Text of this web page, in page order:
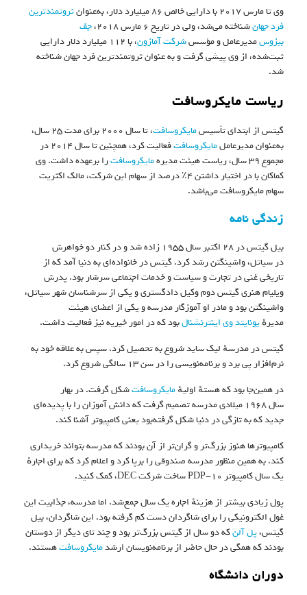
وی تا مارس ۲۰۱۷ با دارایی خالص ۸۶ میلیارد دلار، به‌عنوان
ثروتمندترین
فرد جهانشناخته می‌شد، ولی در تاریخ ۶ مارس ۲۰۱۸،
جف
بیزوسمدیرعامل و مؤسسشرکت آمازون
، با ۱۱۲ میلیارد دلار دارایی
ثبت‌شده، از وی پیشی گرفت و به عنوان ثروتمندترین فرد جهان شناخته
شد.
ریاست مایکروسافت
گیتس از ابتدای تأسیسمایکروسافت
، تا سال ۲۰۰۰ برای مدت ۲۵ سال،
به‌عنوان مدیرعاملمایکروسافت
فعالیت کرد، همچنین تا سال ۲۰۱۴ در
مجموع ۳۹ سال، ریاست هیئت مدیره
مایکروسافترا برعهده داشت. وی
کماکان با در اختیار داشتن ۴٪ درصد از سهام این شرکت، مالک اکثریت
سهام مایکروسافت می‌باشد.
زندگی نامه
بیل گیتس در ۲۸ اکتبر سال ۱۹۵۵ زاده شد و در کنار دو خواهرش
در سیاتل، واشینگتن رشد کرد. گیتس در خانواده‌ای به دنیا آمد که از
تاریخی غنی در تجارت و سیاست و خدمات اجتماعی سرشار بود. پدرش
ویلیام هنری گیتس دوم وکیل دادگستری و یکی از سرشناسان شهر سیاتل،
واشینگتن بود و مادر او آموزگار مدرسه و یکی از اعضای هیئت
مدیرهٔیونایتد وی اینترنشنالبود که در امور خیریه نیز فعالیت داشت.
گیتس در مدرسهٔ لیک ساید شروع به تحصیل کرد. سپس به علاقه خود به
نرم‌افزار پی برد و برنامه‌نویسی را در سن ۱۳ سالگی شروع کرد.
در همین‌جا بود که هستهٔ اولیهٔمایکروسافتشکل گرفت. در بهار
سال ۱۹۶۸ میلادی مدرسه تصمیم گرفت که دانش آموزان را با پدیده‌ای
جدید که به تازگی در دنیا شکل گرفته‌بود یعنی کامپیوتر آشنا کند.
کامپیوترها هنوز بزرگ‌تر و گران‌تر از آن بودند که مدرسه بتواند خریداری
کند. به همین منظور مدرسه صندوقی را برپا کرد و اعلام کرد که برای اجارهٔ
یک سال کامپیوتر PDP-10 ساخت شرکت DEC، کمک کنید.
پول زیادی بیشتر از هزینهٔ اجاره یک سال جمع‌شد. اما مدرسه، جذابیت این
غول الکترونیکی را برای شاگردان دست کم گرفته بود. این شاگردان، بیل
گیتس،پل آلنکه دو سال از گیتس بزرگ‌تر بود و چند تای دیگر از دوستان
بودند که همگی در حال حاضر از برنامه‌نویسان ارشدمایکروسافتهستند.
دوران دانشگاه